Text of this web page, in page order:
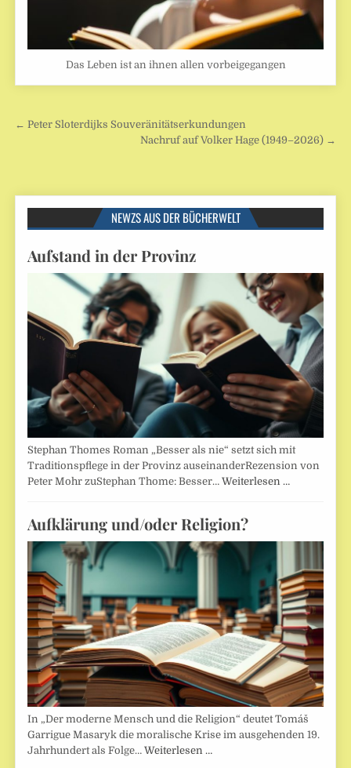
Das Leben ist an ihnen allen vorbeigegangen
Beitragsnavigation
← Peter Sloterdijks Souveränitätserkundungen
Nachruf auf Volker Hage (1949–2026) →
NEWZS AUS DER BÜCHERWELT
Aufstand in der Provinz
Stephan Thomes Roman „Besser als nie“ setzt sich mit
Traditionspflege in der Provinz auseinanderRezension von
Peter Mohr zuStephan Thome: Besser…Weiterlesen …
Aufklärung und/oder Religion?
In „Der moderne Mensch und die Religion“ deutet Tomáš
Garrigue Masaryk die moralische Krise im ausgehenden 19.
Jahrhundert als Folge…Weiterlesen …